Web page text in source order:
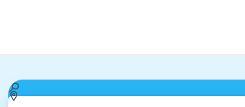
Studiengang oder Hochschule